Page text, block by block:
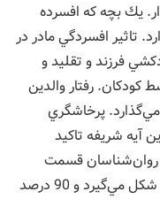
يك بچه كه افسرده
تاثير افسردگي مادر در
فرزند و تقليد و
كودكان. رفتار والدين
مي‌گذارد. پرخاشگري
آيه شريفه تاكيد
روان‌شناسان قسمت
اعظم شاكله ما، در 5 سال ابتدايي زندگي شكل مي‌گيرد و 90 درصد